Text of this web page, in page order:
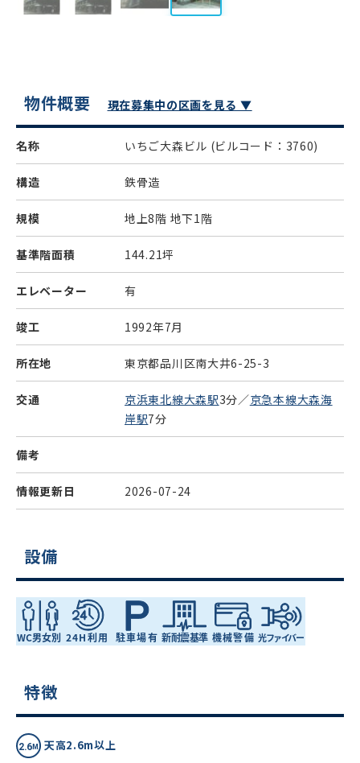
物件概要 現在募集中の区画を見る ▼
名称 いちご大森ビル (ビルコード：3760)
構造 鉄骨造
規模 地上8階 地下1階
基準階面積 144.21坪
エレベーター 有
竣工 1992年7月
所在地 東京都品川区南大井6-25-3
交通 京浜東北線大森駅3分／京急本線大森海
岸駅7分
備考
情報更新日 2026-07-24
設備
特徴
天高2.6m以上